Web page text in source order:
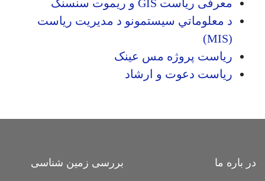
معرفی ریاست GIS و ریموت سنسنگ
د معلوماتي سیستمونو د مدیریت ریاست
(MIS)
ریاست پروژه مس عینک
ریاست دعوت و ارشاد
در باره ما بررسی زمین شناسی